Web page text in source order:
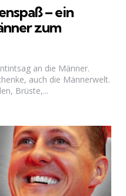
– ein
zum
an die Männer.
auch die Männerwelt.
Brüste,...